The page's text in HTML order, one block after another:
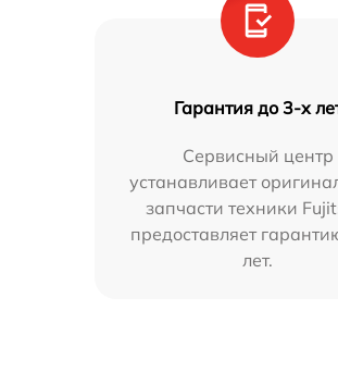
Гарантия до 3-х
Сервисный центр
устанавливает
запчасти техники
предоставляет
лет.